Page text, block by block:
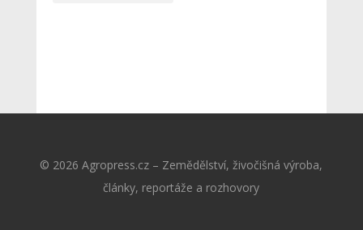
© 2026 Agropress.cz – Zemědělství, živočišná výroba,
články, reportáže a rozhovory